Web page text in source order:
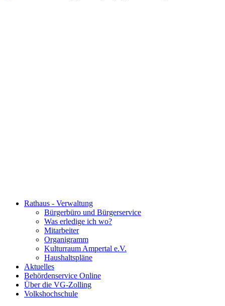
Rathaus - Verwaltung
Bürgerbüro und Bürgerservice
Was erledige ich wo?
Mitarbeiter
Organigramm
Kulturraum Ampertal e.V.
Haushaltspläne
Aktuelles
Behördenservice Online
Über die VG-Zolling
Volkshochschule